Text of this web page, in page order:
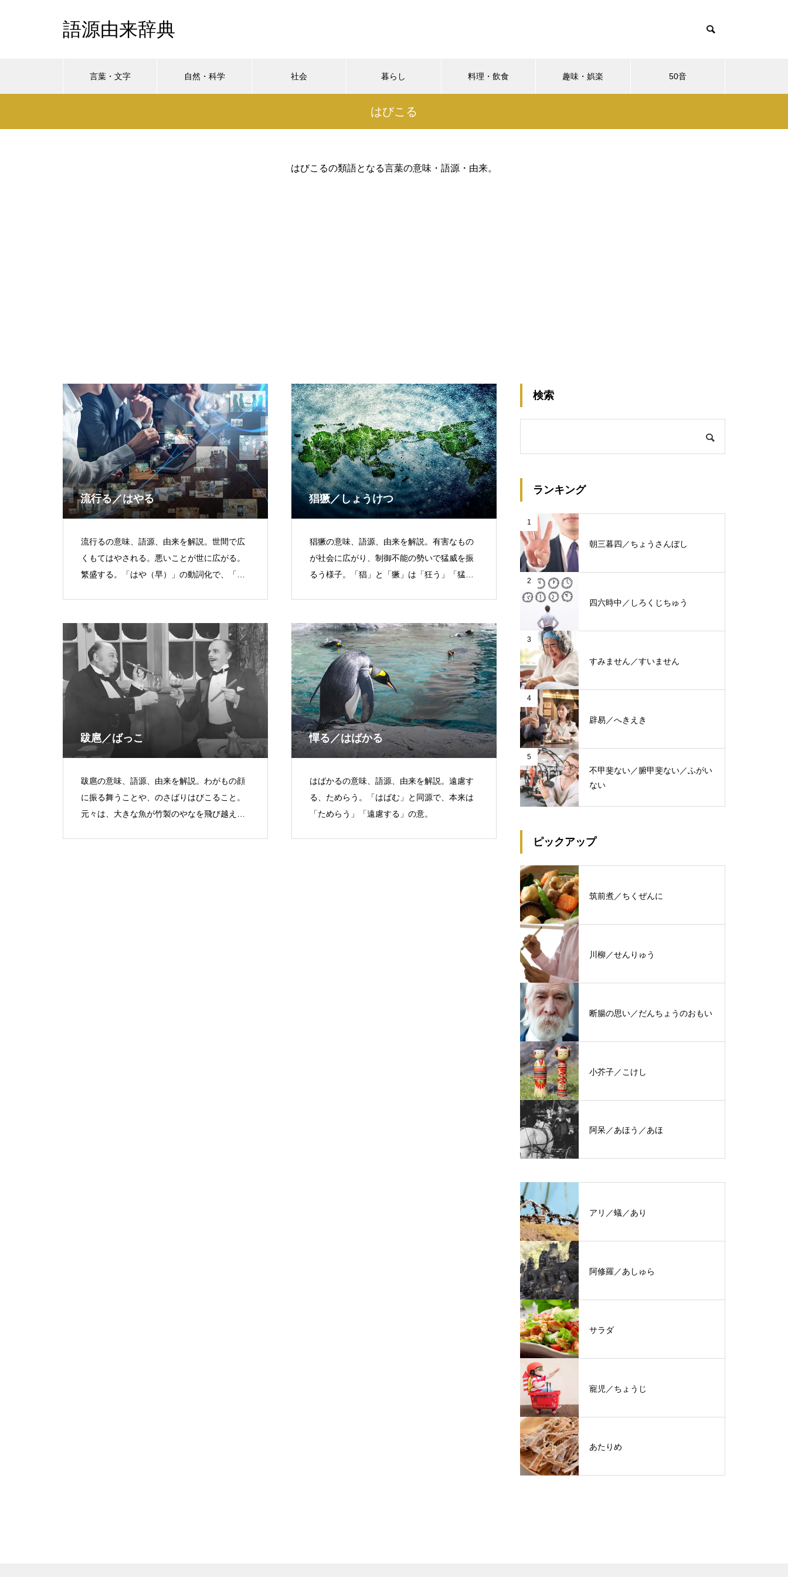
語源由来辞典
言葉・文字 自然・科学 社会 暮らし 料理・飲食 趣味・娯楽 50音
はびこる
はびこるの類語となる言葉の意味・語源・由来。
流行る／はやる
流行るの意味、語源、由来を解説。世間で広
くもてはやされる。悪いことが世に広がる。
繁盛する。「はや（早）」の動詞化で、「逸
猖獗／しょうけつ
猖獗の意味、語源、由来を解説。有害なもの
が社会に広がり、制御不能の勢いで猛威を振
るう様子。「猖」と「獗」は「狂う」「猛
跋扈／ばっこ
跋扈の意味、語源、由来を解説。わがもの顔
に振る舞うことや、のさばりはびこること。
元々は、大きな魚が竹製のやなを飛び越える
憚る／はばかる
はばかるの意味、語源、由来を解説。遠慮す
る、ためらう。「はばむ」と同源で、本来は
「ためらう」「遠慮する」の意。
検索
ランキング
1
朝三暮四／ちょうさんぼし
2
四六時中／しろくじちゅう
3
すみません／すいません
4
辟易／へきえき
5
不甲斐ない／腑甲斐ない／ふがい
ない
ピックアップ
筑前煮／ちくぜんに
川柳／せんりゅう
断腸の思い／だんちょうのおもい
小芥子／こけし
阿呆／あほう／あほ
アリ／蟻／あり
阿修羅／あしゅら
サラダ
寵児／ちょうじ
あたりめ